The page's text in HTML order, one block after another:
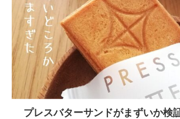
プレスバターサンドがまずいか検